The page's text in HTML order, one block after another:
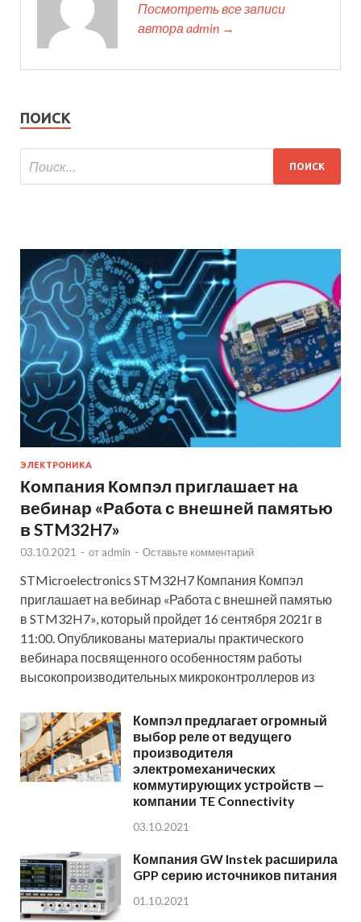
Посмотреть все записи
автора admin →
ПОИСК
ЭЛЕКТРОНИКА
Компания Компэл приглашает на
вебинар «Работа с внешней памятью
в STM32H7»
03.10.2021 - от admin - Оставьте комментарий
STMicroelectronics STM32H7 Компания Компэл
приглашает на вебинар «Работа с внешней памятью
в STM32H7», который пройдет 16 сентября 2021г в
11:00. Опубликованы материалы практического
вебинара посвященного особенностям работы
высокопроизводительных микроконтроллеров из
Компэл предлагает огромный
выбор реле от ведущего
производителя
электромеханических
коммутирующих устройств —
компании TE Connectivity
03.10.2021
Компания GW Instek расширила
GPP серию источников питания
01.10.2021